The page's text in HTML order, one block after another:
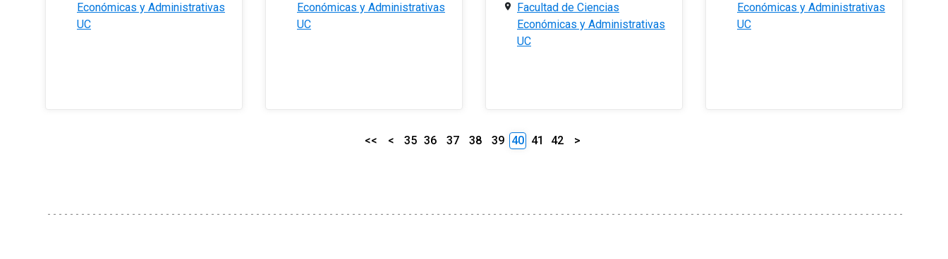
Económicas y Administrativas
UC
Económicas y Administrativas
UC
Facultad de Ciencias
Económicas y Administrativas
UC
Económicas y Administrativas
UC
<< < 35 36 37 38 39 40 41 42 >